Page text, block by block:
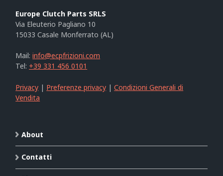
Europe Clutch Parts SRLS
Via Eleuterio Pagliano 10
15033 Casale Monferrato (AL)
Mail:info@ecpfrizioni.com
Tel: +39 331 456 0101
Privacy | Preferenze privacy |Condizioni Generali di
Vendita
About
Contatti